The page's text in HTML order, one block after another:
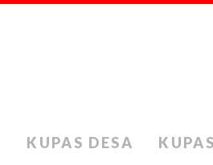
KUPAS DESA